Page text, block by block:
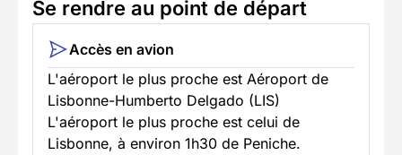
Se rendre au point de départ
Accès en avion
L'aéroport le plus proche est Aéroport de
Lisbonne-Humberto Delgado (LIS)
L'aéroport le plus proche est celui de
Lisbonne, à environ 1h30 de Peniche.